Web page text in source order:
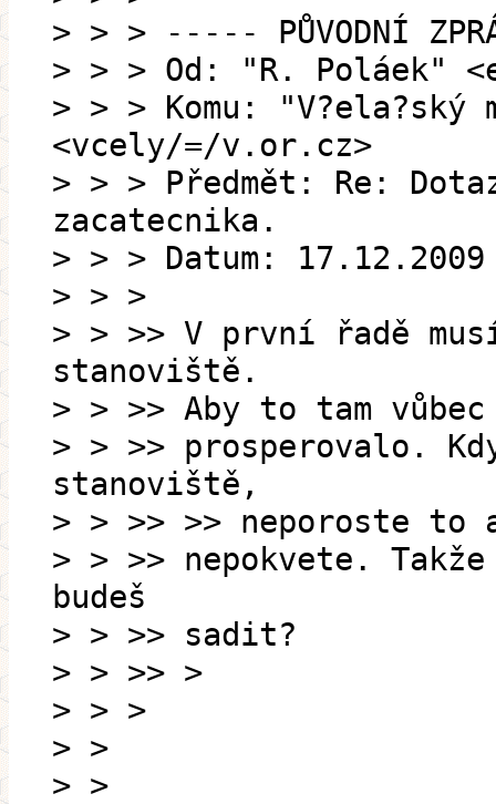
> > > ----- PŮVODNÍ
> > > Od: "R. Poláek"
> > > Komu:
<vcely/=/v.or.cz>
> > > Předmět: Re:
zacatecnika.
> > > Datum:
> > >
> > >> V první řadě
stanoviště.
> > >> Aby to tam
> > >> prosperovalo.
stanoviště,
> > >> >> neporoste to
> > >> nepokvete.
budeš
> > >> sadit?
> > >> >
> > >
> >
> >